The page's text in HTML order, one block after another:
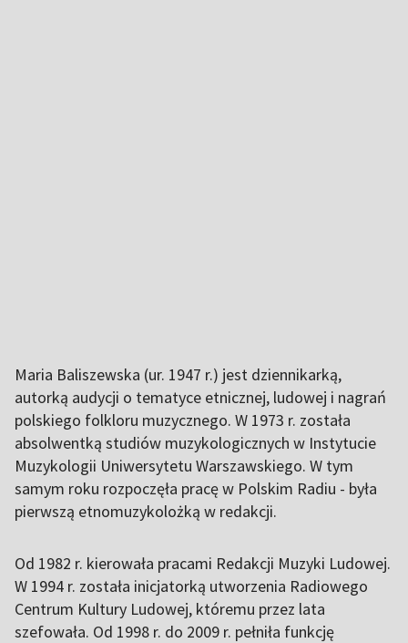
Maria Baliszewska (ur. 1947 r.) jest dziennikarką,
autorką audycji o tematyce etnicznej, ludowej i nagrań
polskiego folkloru muzycznego. W 1973 r. została
absolwentką studiów muzykologicznych w Instytucie
Muzykologii Uniwersytetu Warszawskiego. W tym
samym roku rozpoczęła pracę w Polskim Radiu - była
pierwszą etnomuzykolożką w redakcji.
Od 1982 r. kierowała pracami Redakcji Muzyki Ludowej.
W 1994 r. została inicjatorką utworzenia Radiowego
Centrum Kultury Ludowej, któremu przez lata
szefowała. Od 1998 r. do 2009 r. pełniła funkcję